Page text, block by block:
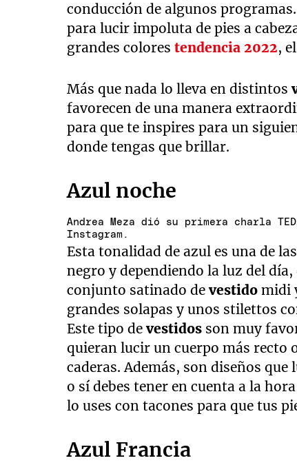
conducción de algunos
para lucir impoluta de pies a
grandes colorestendencia 2022,
Más que nada lo lleva en distintos
favorecen de una manera
para que te inspires para un
donde tengas que brillar.
Azul noche
Andrea Meza dió su primera charla
Instagram.
Esta tonalidad de azul es una de
negro y dependiendo la luz del
conjunto satinado devestido midi
grandes solapas y unos stilettos
Este tipo devestidos son muy
quieran lucir un cuerpo más
caderas. Además, son diseños
o sí debes tener en cuenta a la
lo uses con tacones para que tus
Azul Francia